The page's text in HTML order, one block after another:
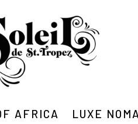
AFRICA LUXE